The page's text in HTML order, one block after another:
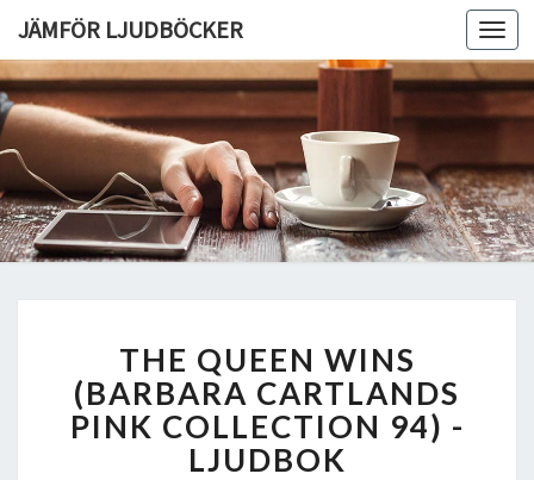
JÄMFÖR LJUDBÖCKER
H
E
Q
U
E
THE QUEEN WINS
(BARBARA CARTLANDS
PINK COLLECTION 94) -
LJUDBOK